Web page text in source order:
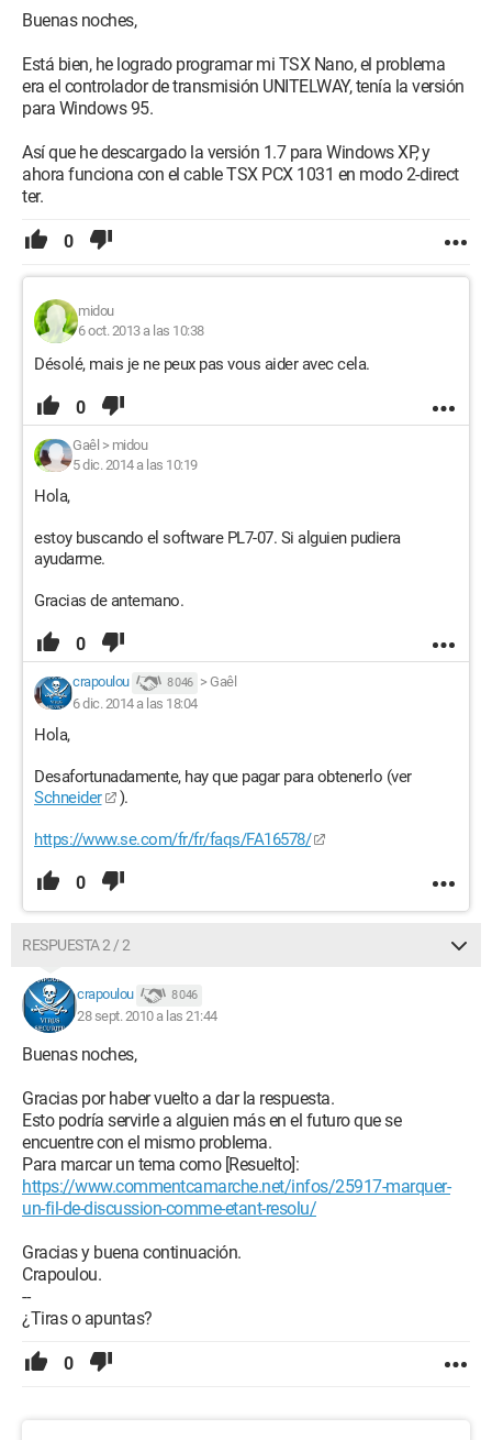
PD: este autómata fue recuperado de un armario eléctrico que
movimientos de nuestro carro.
Buenas noches,
Está bien, he logrado programar mi TSX Nano, el problema
era el controlador de transmisión UNITELWAY, tenía la versión
para Windows 95.
Así que he descargado la versión 1.7 para Windows XP, y
ahora funciona con el cable TSX PCX 1031 en modo 2-direct
ter.
0
midou
6 oct. 2013 a las 10:38
Désolé, mais je ne peux pas vous aider avec cela.
0
Gaêl > midou
5 dic. 2014 a las 10:19
Hola,
estoy buscando el software PL7-07. Si alguien pudiera
ayudarme.
Gracias de antemano.
0
crapoulou 8 046 > Gaêl
6 dic. 2014 a las 18:04
Hola,
Desafortunadamente, hay que pagar para obtenerlo (ver
Schneider
).
https://www.se.com/fr/fr/faqs/FA16578/
0
RESPUESTA 2 / 2
crapoulou 8 046
28 sept. 2010 a las 21:44
Buenas noches,
Gracias por haber vuelto a dar la respuesta.
Esto podría servirle a alguien más en el futuro que se
encuentre con el mismo problema.
Para marcar un tema como [Resuelto]:
https://www.commentcamarche.net/infos/25917-marquer-
un-fil-de-discussion-comme-etant-resolu/
Gracias y buena continuación.
Crapoulou.
--
¿Tiras o apuntas?
0